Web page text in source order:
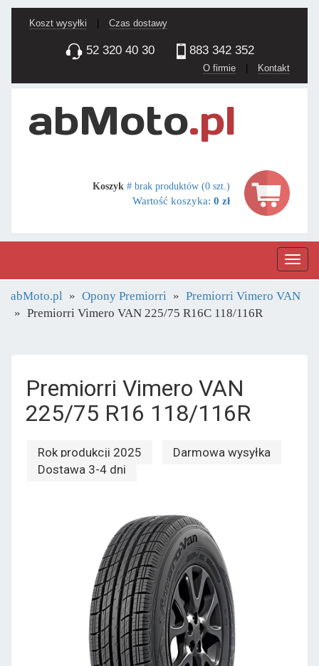
Koszt wysyłki Czas dostawy
52 320 40 30 883 342 352
O firmie | Kontakt
Koszyk # brak produktów (0 szt.)
Wartość koszyka: 0 zł
abMoto.pl Opony Premiorri
Premiorri Vimero VAN
Premiorri Vimero VAN 225/75 R16C 118/116R
Premiorri Vimero VAN
225/75 R16 118/116R
Rok produkcji 2025
Darmowa wysyłka
Dostawa 3-4 dni